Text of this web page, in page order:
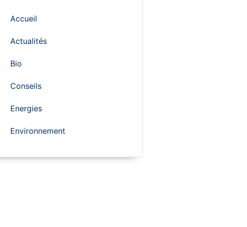
Accueil
Actualités
Bio
Conseils
Energies
Environnement